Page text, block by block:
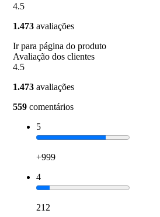
4.5
1.473 avaliações
Ir para página do produto
Avaliação dos clientes
4.5
1.473 avaliações
559 comentários
5
+999
4
212